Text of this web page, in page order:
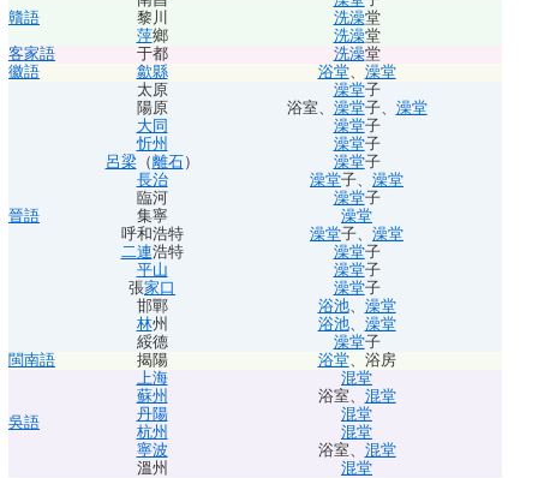
贛語
黎川
洗澡堂
萍鄉 洗澡堂
客家語
于都 洗澡堂
徽語
歙縣 浴堂、 澡堂
晉語
太原 澡堂子
陽原
浴室、 澡堂子、 澡堂
大同
澡堂子
忻州
澡堂子
呂梁（離石 ） 澡堂子
長治
澡堂子、 澡堂
臨河
澡堂子
集寧
澡堂
呼和浩特
澡堂子、 澡堂
二連浩特 澡堂子
平山
澡堂子
張家口 澡堂子
邯鄲
浴池、 澡堂
林州 浴池、 澡堂
綏德
澡堂子
閩南語
揭陽 浴堂、 浴房
吳語
上海
混堂
蘇州
浴室、 混堂
丹陽
混堂
杭州
混堂
寧波
浴室、 混堂
溫州
混堂